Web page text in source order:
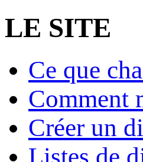
LE SITE
Ce que
Comment
Créer un
Listes de